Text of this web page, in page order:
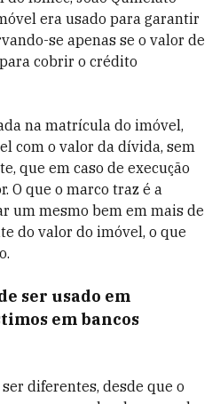
era usado para garantir
se apenas se o valor de
cobrir o crédito
na matrícula do imóvel,
com o valor da dívida, sem
que em caso de execução
O que o marco traz é a
um mesmo bem em mais de
do valor do imóvel, o que
ser usado em
em bancos
diferentes, desde que o